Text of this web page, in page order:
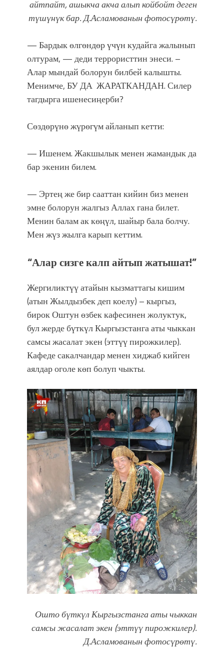
айтпайт, ашыкча акча алып койбойт деген
түшүнүк бар. Д.Асламованын фотосүрөтү.
— Бардык өлгөндөр үчүн кудайга жалынып
олтурам, — деди террористтин энеси. –
Алар мындай болорун билбей калышты.
Менимче, БУ ДА ЖАРАТКАНДАН. Силер
тагдырга ишенесиңерби?
Сөздөрүнө жүрөгүм айланып кетти:
— Ишенем. Жакшылык менен жамандык да
бар экенин билем.
— Эртең же бир сааттан кийин биз менен
эмне болорун жалгыз Аллах гана билет.
Менин балам ак көңүл, шайыр бала болчу.
Мен жүз жылга карып кеттим.
“Алар сизге калп айтып жатышат!”
Жергиликтүү атайын кызматтагы кишим
(атын Жылдызбек деп коелу) – кыргыз,
бирок Оштун өзбек кафесинен жолуктук,
бул жерде бүткүл Кыргызстанга аты чыккан
самсы жасалат экен (эттүү пирожкилер).
Кафеде сакалчандар менен хиджаб кийген
аялдар оголе көп болуп чыкты.
Ошто бүткүл Кыргызстанга аты чыккан
самсы жасалат экен (эттүү пирожкилер).
Д.Асламованын фотосүрөтү.